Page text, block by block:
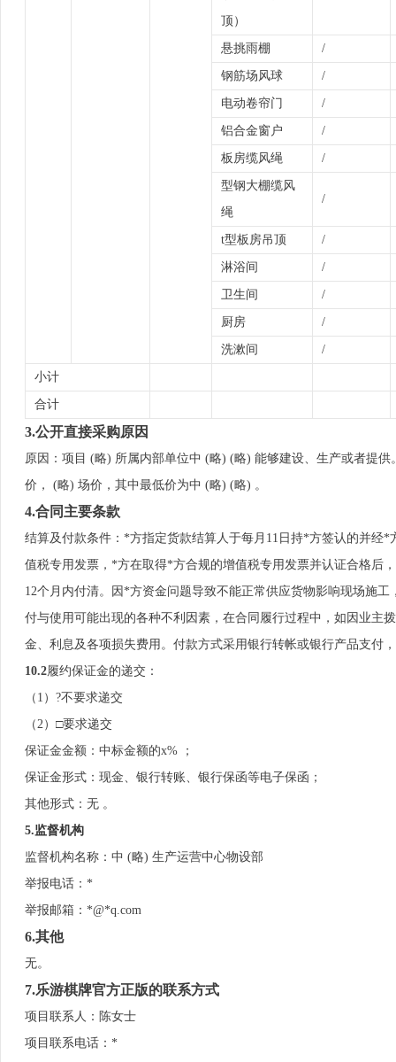
顶）
悬挑雨棚 /
钢筋场风球 /
电动卷帘门 /
铝合金窗户 /
板房缆风绳 /
型钢大棚缆风
绳
/
t型板房吊顶 /
淋浴间 /
卫生间 /
厨房 /
洗漱间 /
小计
合计
3.公开直接采购原因
原因：项目 (略) 所属内部单位中 (略) (略) 能够建设、生产或者提
价， (略) 场价，其中最低价为中 (略) (略) 。
4.合同主要条款
结算及付款条件：*方指定货款结算人于每月11日持*方签认的并经
值税专用发票，*方在取得*方合规的增值税专用发票并认证合格后
12个月内付清。因*方资金问题导致不能正常供应货物影响现场施
付与使用可能出现的各种不利因素，在合同履行过程中，如因业主
金、利息及各项损失费用。付款方式采用银行转帐或银行产品支付
10.2履约保证金的递交：
（1）?不要求递交
（2）□要求递交
保证金金额：中标金额的x% ；
保证金形式：现金、银行转账、银行保函等电子保函；
其他形式：无 。
5.监督机构
监督机构名称：中 (略) 生产运营中心物设部
举报电话：*
举报邮箱：*@*q.com
6.其他
无。
7.乐游棋牌官方正版的联系方式
项目联系人：陈女士
项目联系电话：*